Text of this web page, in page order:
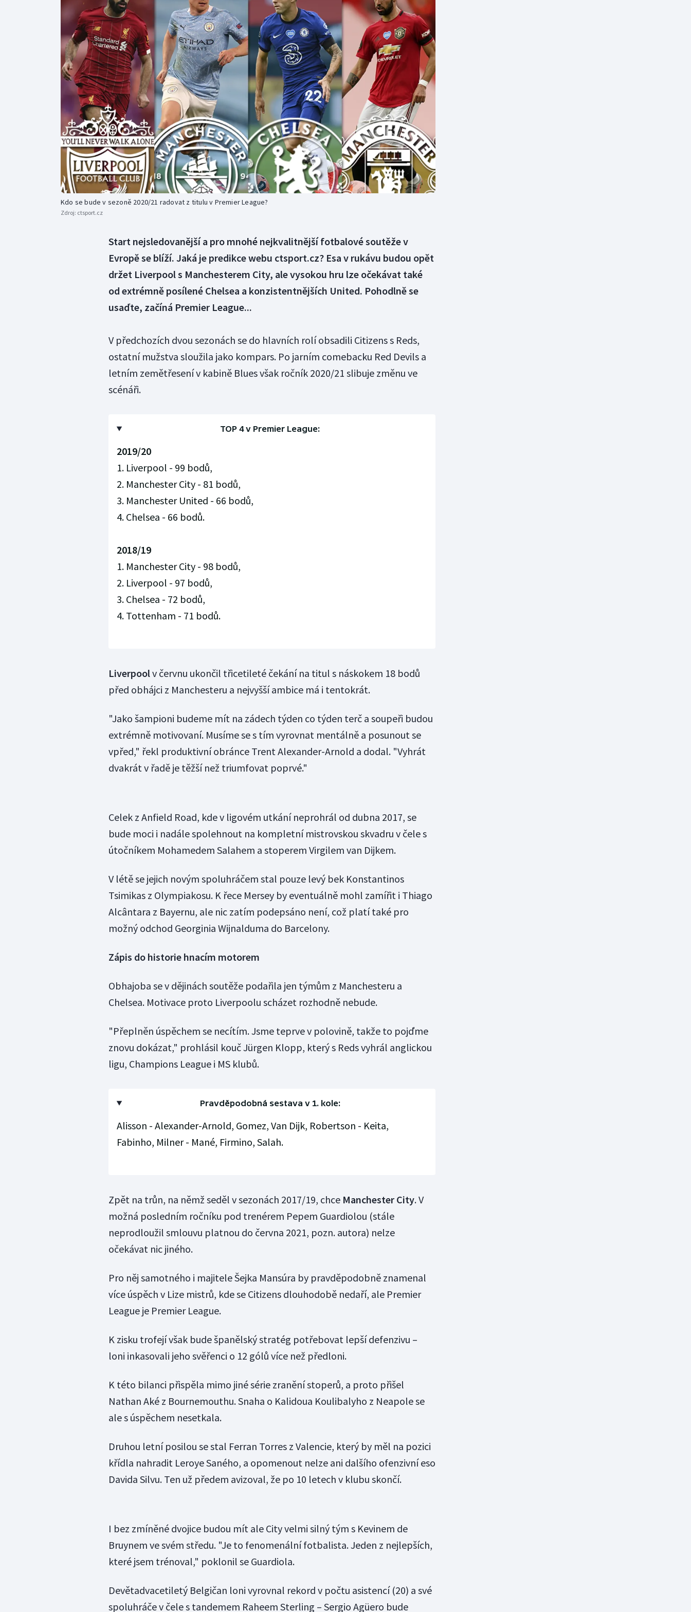
Curling
Dostihy
Florbal
Futsal
Golf
Gymnastika
Moderní pětiboj
Motorsport
Olympijské hry
Parasport
Plavání
Plážový volejbal
Triatlon
Veslování
Vodní slalom
Volejbal
Ostatní
Kdo se bude v sezoně 2020/21 radovat z titulu v Premier League?
Zdroj: ctsport.cz
Start nejsledovanější a pro mnohé nejkvalitnější fotbalové soutěže v
Evropě se blíží. Jaká je predikce webu ctsport.cz? Esa v rukávu budou opět
držet Liverpool s Manchesterem City, ale vysokou hru lze očekávat také
od extrémně posílené Chelsea a konzistentnějších United. Pohodlně se
usaďte, začíná Premier League...
V předchozích dvou sezonách se do hlavních rolí obsadili Citizens s Reds,
ostatní mužstva sloužila jako kompars. Po jarním comebacku Red Devils a
letním zemětřesení v kabině Blues však ročník 2020/21 slibuje změnu ve
scénáři.
TOP 4 v Premier League:
2019/20
1. Liverpool - 99 bodů,
2. Manchester City - 81 bodů,
3. Manchester United - 66 bodů,
4. Chelsea - 66 bodů.
2018/19
1. Manchester City - 98 bodů,
2. Liverpool - 97 bodů,
3. Chelsea - 72 bodů,
4. Tottenham - 71 bodů.
Liverpoolv červnu ukončil třicetileté čekání na titul s náskokem 18 bodů
před obhájci z Manchesteru a nejvyšší ambice má i tentokrát.
"Jako šampioni budeme mít na zádech týden co týden terč a soupeři budou
extrémně motivovaní. Musíme se s tím vyrovnat mentálně a posunout se
vpřed," řekl produktivní obránce Trent Alexander-Arnold a dodal. "Vyhrát
dvakrát v řadě je těžší než triumfovat poprvé."
Celek z Anfield Road, kde v ligovém utkání neprohrál od dubna 2017, se
bude moci i nadále spolehnout na kompletní mistrovskou skvadru v čele s
útočníkem Mohamedem Salahem a stoperem Virgilem van Dijkem.
V létě se jejich novým spoluhráčem stal pouze levý bek Konstantinos
Tsimikas z Olympiakosu. K řece Mersey by eventuálně mohl zamířit i Thiago
Alcântara z Bayernu, ale nic zatím podepsáno není, což platí také pro
možný odchod Georginia Wijnalduma do Barcelony.
Zápis do historie hnacím motorem
Obhajoba se v dějinách soutěže podařila jen týmům z Manchesteru a
Chelsea. Motivace proto Liverpoolu scházet rozhodně nebude.
"Přeplněn úspěchem se necítím. Jsme teprve v polovině, takže to pojďme
znovu dokázat," prohlásil kouč Jürgen Klopp, který s Reds vyhrál anglickou
ligu, Champions League i MS klubů.
Pravděpodobná sestava v 1. kole:
Alisson - Alexander-Arnold, Gomez, Van Dijk, Robertson - Keita,
Fabinho, Milner - Mané, Firmino, Salah.
Zpět na trůn, na němž seděl v sezonách 2017/19, chce Manchester City. V
možná posledním ročníku pod trenérem Pepem Guardiolou (stále
neprodloužil smlouvu platnou do června 2021, pozn. autora) nelze
očekávat nic jiného.
Pro něj samotného i majitele Šejka Mansúra by pravděpodobně znamenal
více úspěch v Lize mistrů, kde se Citizens dlouhodobě nedaří, ale Premier
League je Premier League.
K zisku trofejí však bude španělský stratég potřebovat lepší defenzivu –
loni inkasovali jeho svěřenci o 12 gólů více než předloni.
K této bilanci přispěla mimo jiné série zranění stoperů, a proto přišel
Nathan Aké z Bournemouthu. Snaha o Kalidoua Koulibalyho z Neapole se
ale s úspěchem nesetkala.
Druhou letní posilou se stal Ferran Torres z Valencie, který by měl na pozici
křídla nahradit Leroye Saného, a opomenout nelze ani dalšího ofenzivní eso
Davida Silvu. Ten už předem avizoval, že po 10 letech v klubu skončí.
I bez zmíněné dvojice budou mít ale City velmi silný tým s Kevinem de
Bruynem ve svém středu. "Je to fenomenální fotbalista. Jeden z nejlepších,
které jsem trénoval," poklonil se Guardiola.
Devětadvacetiletý Belgičan loni vyrovnal rekord v počtu asistencí (20) a své
spoluhráče v čele s tandemem Raheem Sterling – Sergio Agüero bude